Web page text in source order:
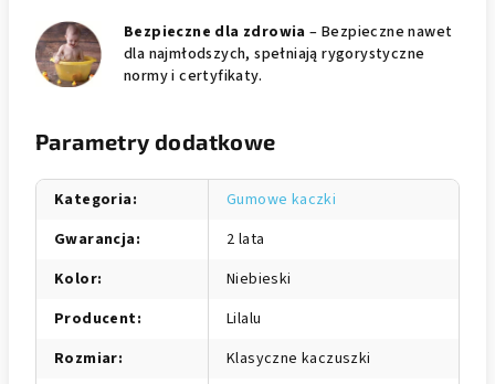
Bezpieczne dla zdrowia – Bezpieczne nawet
dla najmłodszych, spełniają rygorystyczne
normy i certyfikaty.
Parametry dodatkowe
Kategoria:
Gumowe kaczki
Gwarancja:
2 lata
Kolor:
Niebieski
Producent:
Lilalu
Rozmiar:
Klasyczne kaczuszki